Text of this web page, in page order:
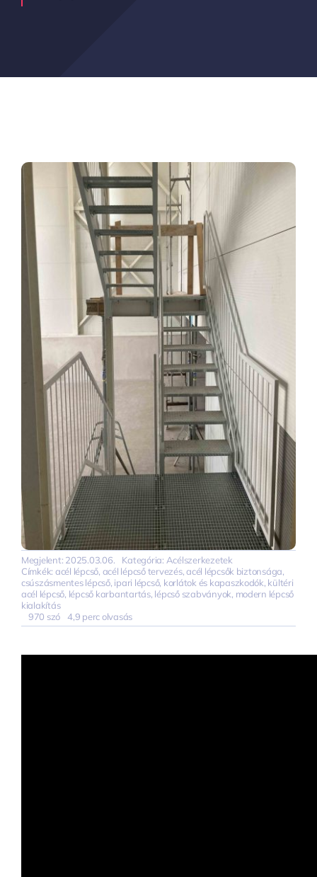
Megjelent: 2025.03.06. Kategória: Acélszerkezetek
Címkék: acél lépcső, acél lépcső tervezés,acél lépcsők biztonsága,
csúszásmentes lépcső, ipari lépcső, korlátok és kapaszkodók, kültéri
acél lépcső, lépcső karbantartás, lépcső szabványok, modern lépcső
kialakítás
970 szó
4,9 perc olvasás